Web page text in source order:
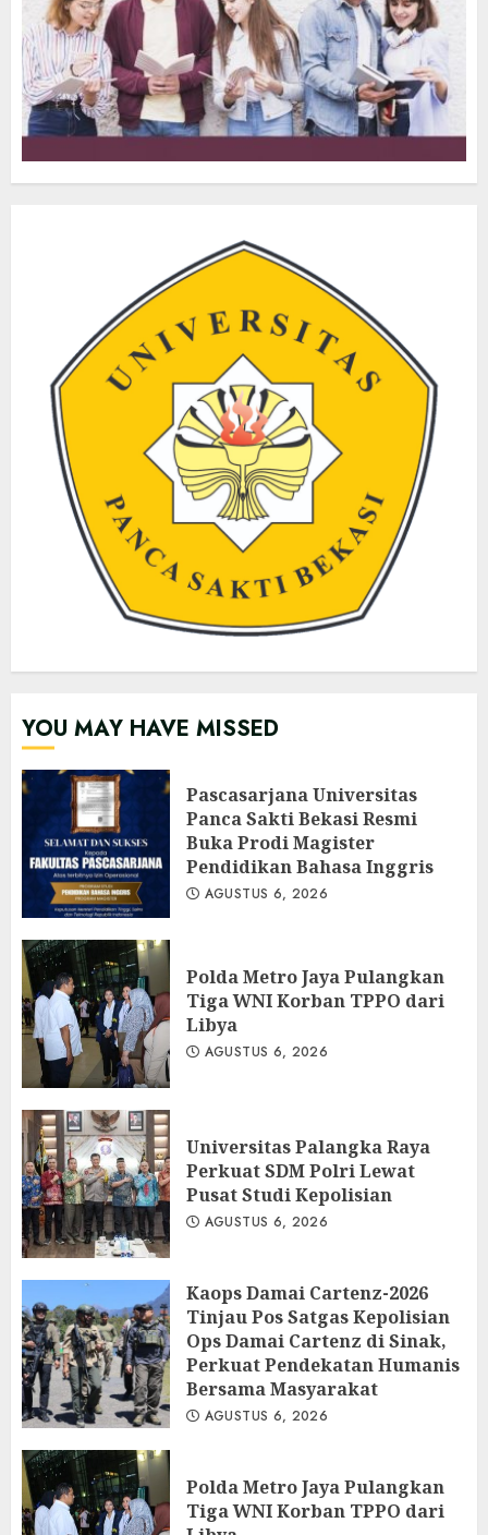
YOU MAY HAVE MISSED
Pascasarjana Universitas
Panca Sakti Bekasi Resmi
Buka Prodi Magister
Pendidikan Bahasa Inggris
AGUSTUS 6, 2026
Polda Metro Jaya Pulangkan
Tiga WNI Korban TPPO dari
Libya
AGUSTUS 6, 2026
Universitas Palangka Raya
Perkuat SDM Polri Lewat
Pusat Studi Kepolisian
AGUSTUS 6, 2026
Kaops Damai Cartenz-2026
Tinjau Pos Satgas Kepolisian
Ops Damai Cartenz di Sinak,
Perkuat Pendekatan Humanis
Bersama Masyarakat
AGUSTUS 6, 2026
Polda Metro Jaya Pulangkan
Tiga WNI Korban TPPO dari